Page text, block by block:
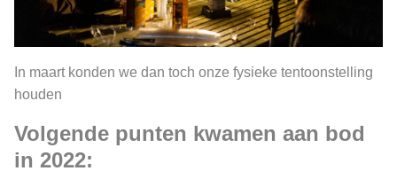
In maart konden we dan toch onze fysieke tentoonstelling
houden
Volgende punten kwamen aan bod
in 2022: